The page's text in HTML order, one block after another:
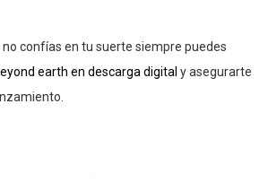
confías en tu suerte siempre puedes
earth en descarga digital y asegurarte